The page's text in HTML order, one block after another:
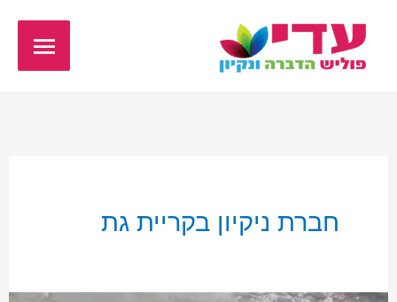
לתוכן
חברת ניקיון בקריית גת